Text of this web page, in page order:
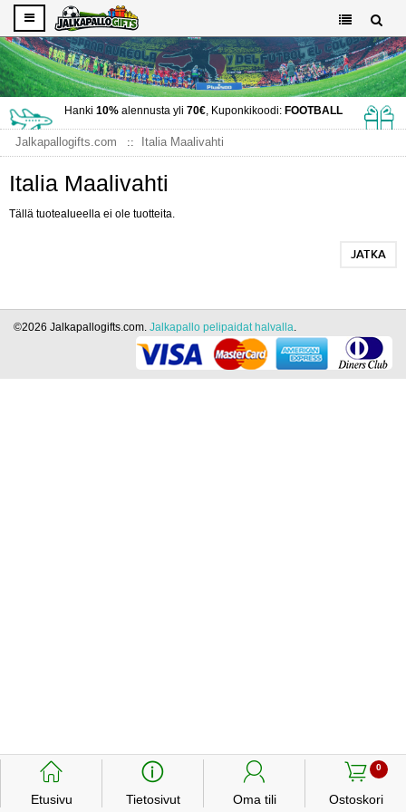
Hanki 10%alennusta yli 70€, Kuponkikoodi: FOOTBALL
Jalkapallogifts.com Italia Maalivahti
Italia Maalivahti
Tällä tuotealueella ei ole tuotteita.
JATKA
󰃱
Etusivu
󰈢
Tietosivut
󰃳
Oma tili
0
󰃦
Ostoskori
©2026 Jalkapallogifts.com. Jalkapallo pelipaidat halvalla.